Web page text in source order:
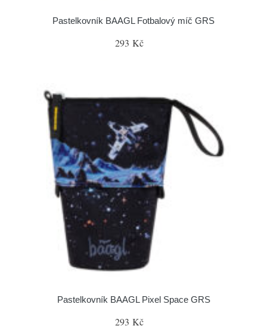
Pastelkovník BAAGL Fotbalový míč GRS
293 Kč
Pastelkovník BAAGL Pixel Space GRS
293 Kč